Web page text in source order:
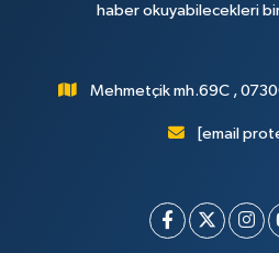
haber okuyabilecekleri
Mehmetçik mh.69C ,
[email